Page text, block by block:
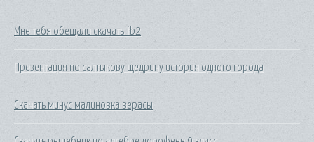
Мне тебя обещали скачать fb2
Презентация по салтыкову щедрину история одного города
Скачать минус малиновка верасы